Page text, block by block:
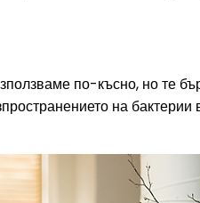
по-късно, но те
на